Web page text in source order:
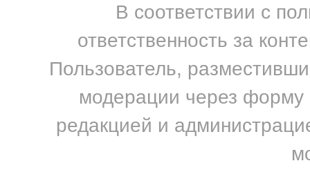
В соответствии с
ответственность за
Пользователь,
модерации через форму
редакцией и